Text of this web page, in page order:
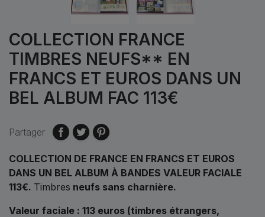
COLLECTION FRANCE
TIMBRES NEUFS** EN
FRANCS ET EUROS DANS UN
BEL ALBUM FAC 113€
Partager
COLLECTION DE FRANCE EN FRANCS ET EUROS
DANS UN BEL ALBUM À BANDES VALEUR FACIALE
113€. Timbres neufs sans charnière.
Valeur faciale : 113 euros (timbres étrangers,